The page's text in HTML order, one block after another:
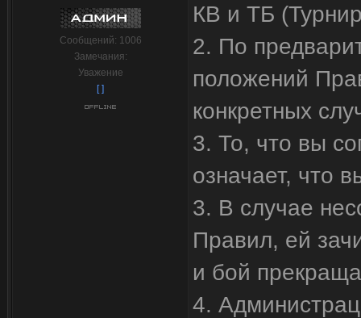
Сообщений: 1006
Замечания:
Уважение
[ ]
КВ и ТБ
2. По
положений
конкретных
3. То, что вы
означает, что
3. В случае
Правил, ей
и бой
4.